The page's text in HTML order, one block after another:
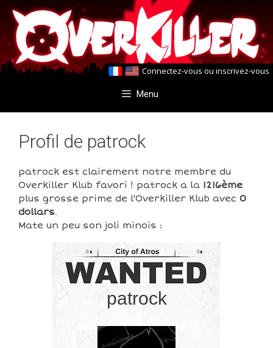
Aller
au
contenu
Aller
au
contenu
Connectez-vous ou inscrivez-vous
Menu
Profil de patrock
patrock est clairement notre membre du
Overkiller Klub favori ! patrock a la 1216ème
plus grosse prime de l'Overkiller Klub avec 0
dollars.
Mate un peu son joli minois :
0
patrock
0